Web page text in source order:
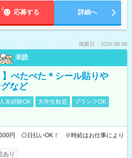
応募する 詳細へ
掲載日：2026.08.08
未読
】ぺたぺた＊シール貼りや
など
未経験OK 大学生歓迎
ブランクOK
円 ◎日払いOK！ ※時給はお仕事により
あり